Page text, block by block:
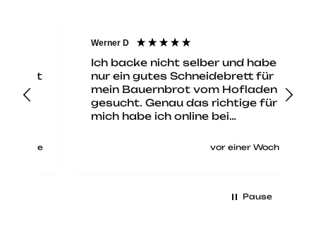
Werner D
Ich backe nicht selber und habe
nur ein gutes Schneidebrett für
mein Bauernbrot vom Hofladen
gesucht. Genau das richtige für
mich habe ich online bei
Reinigungspinsel bestellt. Es
eine qualitativ hochwertige, bis
vor einer Woche
Pause